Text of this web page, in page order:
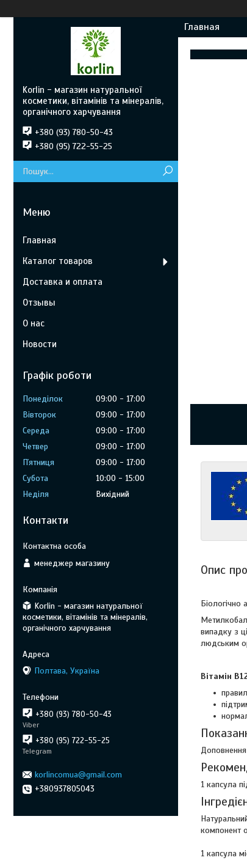
Главная
Опис
Біологічно
випадку з
людським
Вітамін
Доповнення
1 капсула
компонент
1 капсула
Korlin - магазин натуральної
косметики, вітамінів та мінералів,
органічного харчування
+380 (93) 780-50-43
+380 (95) 722-55-25
Главная
Каталог товаров
Доставка и оплата
Отзывы
О нас
Новости
Графік роботи
Понеділок 09:00
17:00
Вівторок
09:00
17:00
Середа
09:00
17:00
Четвер
09:00
17:00
Пʼятниця
09:00
17:00
Субота
10:00
15:00
Неділя
Вихідний
Контакти
менеджер магазину
Korlin - магазин натуральної
косметики, вітамінів та мінералів,
органічного харчування
Полтава, Україна
+380 (93) 780-50-43
Viber
+380 (95) 722-55-25
Telegram
korlincomua@gmail.com
+380937805043